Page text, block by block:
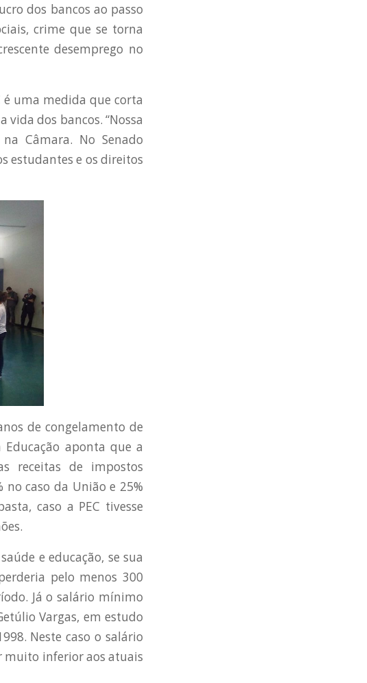
dos bancos ao passo
crime que se torna
desemprego no
é uma medida que corta
dos bancos. “Nossa
Câmara. No Senado
estudantes e os direitos
de congelamento de
aponta que a
receitas de impostos
caso da União e 25%
caso a PEC tivesse
e educação, se sua
pelo menos 300
Já o salário mínimo
Vargas, em estudo
Neste caso o salário
muito inferior aos atuais